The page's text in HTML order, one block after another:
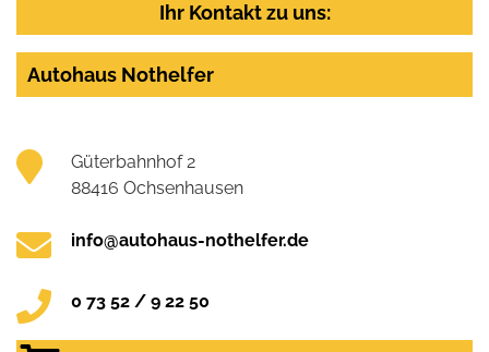
Ihr Kontakt zu uns:
Autohaus Nothelfer
Güterbahnhof 2
88416 Ochsenhausen
info@autohaus-nothelfer.de
0 73 52 / 9 22 50